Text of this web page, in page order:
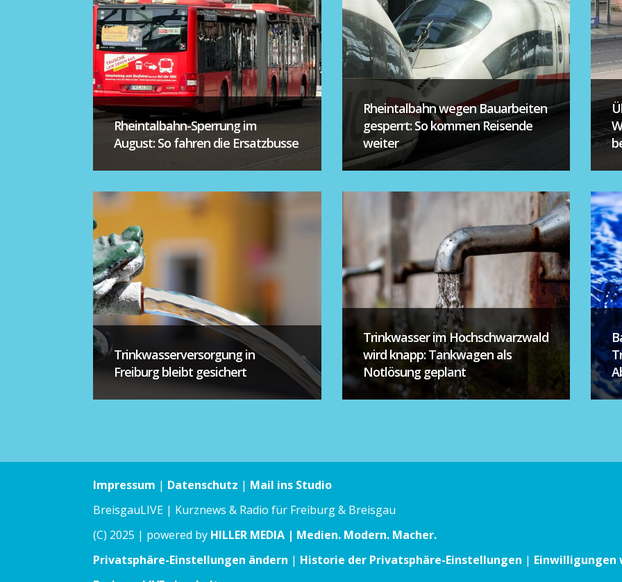
Rheintalbahn-Sperrung im
August: So fahren die Ersatzbusse
Rheintalbahn wegen Bauarbeiten
gesperrt: So kommen Reisende
weiter
Trinkwasserversorgung in
Freiburg bleibt gesichert
Trinkwasser im Hochschwarzwald
wird knapp: Tankwagen als
Notlösung geplant
Impressum | Datenschutz | Mail ins Studio
BreisgauLIVE | Kurznews & Radio für Freiburg & Breisgau
(C) 2025 | powered by HILLER MEDIA | Medien. Modern. Macher.
Privatsphäre-Einstellungen ändern | Historie der Privatsphäre-Einstellungen |